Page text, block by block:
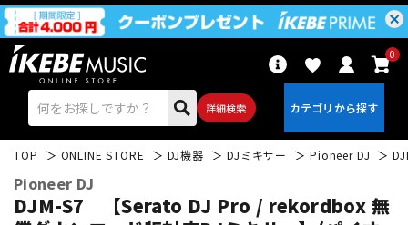
詳細検索
0
TOP ONLINE STORE DJ機器 DJミキサー Pioneer DJ
Pioneer DJ
DJM-S7 【Serato DJ Pro / rekordbox 無